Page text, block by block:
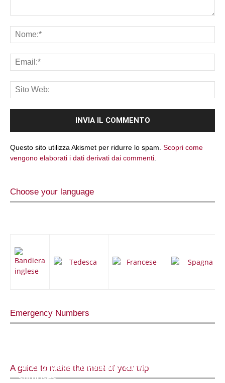
Questo sito utilizza Akismet per ridurre lo spam. Scopri come
vengono elaborati i dati derivati dai commenti
Choose your language
Emergency Numbers
A guide to make the most of your trip
An Englishman in Palermo: survival tips and
surprises